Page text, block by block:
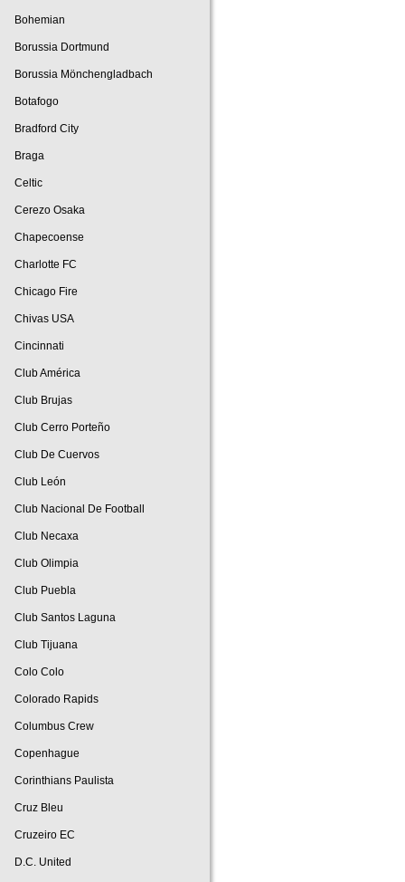
Bohemian
Borussia Dortmund
Borussia Mönchengladbach
Botafogo
Bradford City
Braga
Celtic
Cerezo Osaka
Chapecoense
Charlotte FC
Chicago Fire
Chivas USA
Cincinnati
Club América
Club Brujas
Club Cerro Porteño
Club De Cuervos
Club León
Club Nacional De Football
Club Necaxa
Club Olimpia
Club Puebla
Club Santos Laguna
Club Tijuana
Colo Colo
Colorado Rapids
Columbus Crew
Copenhague
Corinthians Paulista
Cruz Bleu
Cruzeiro EC
D.C. United